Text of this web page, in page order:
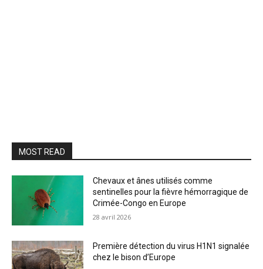
MOST READ
Chevaux et ânes utilisés comme
sentinelles pour la fièvre hémorragique de
Crimée-Congo en Europe
28 avril 2026
Première détection du virus H1N1 signalée
chez le bison d’Europe